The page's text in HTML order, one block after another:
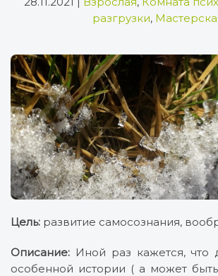
разгрузки,
Цель: развитие самосознания,
Описание: Иной раз кажется,
особенной истории ( а может